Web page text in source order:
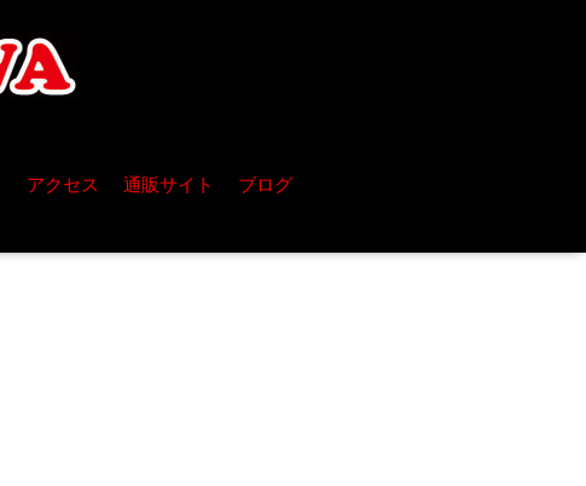
アクセス 通販サイト
ブログ